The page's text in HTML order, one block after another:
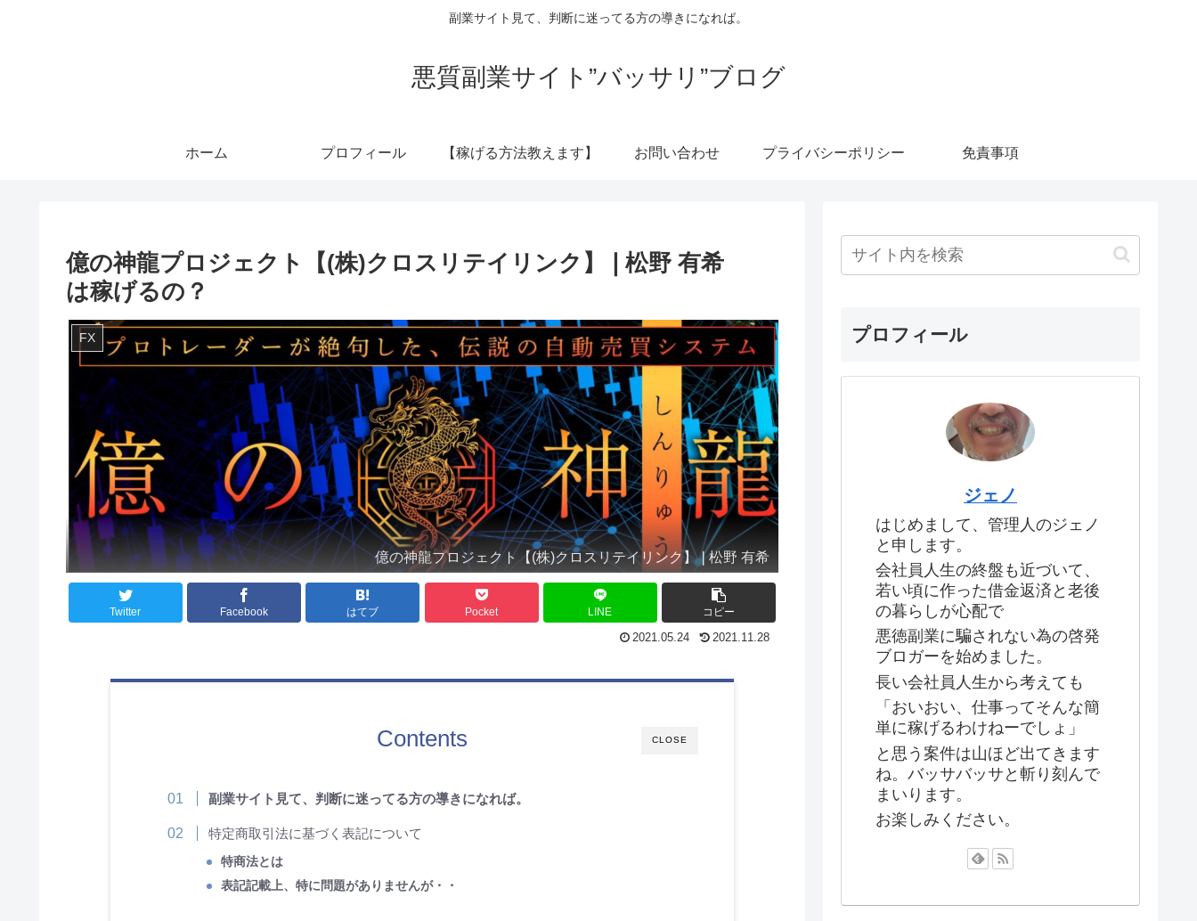
副業サイト見て、判断に迷ってる方の導きになれば。
悪質副業サイト”バッサリ”ブログ
ホーム プロフィール 【稼げる方法教えます】 お問い合わせ プライバシーポリシー 免責事項
億の神龍プロジェクト【(株)クロスリテイリンク】❘松野 有希
は稼げるの？
FX
億の神龍プロジェクト【(株)クロスリテイリンク】❘松野 有希
Twitter Facebook はてブ Pocket LINE コピー
2021.05.24 2021.11.28
CLOSE
Contents
副業サイト見て、判断に迷ってる方の導きになれば。
特定商取引法に基づく表記について
特商法とは
表記記載上、特に問題がありませんが・・
プロフィール
ジェノ
はじめまして、管理人のジェノ
と申します。
会社員人生の終盤も近づいて、
若い頃に作った借金返済と老後
の暮らしが心配で
悪徳副業に騙されない為の啓発
ブロガーを始めました。
長い会社員人生から考えても
「おいおい、仕事ってそんな簡
単に稼げるわけねーでしょ」
と思う案件は山ほど出てきます
ね。バッサバッサと斬り刻んで
まいります。
お楽しみください。